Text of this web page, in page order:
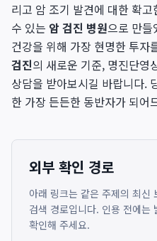
리고 암 조기 발견에 대한 확
수 있는 암 검진 병원으로 만들
건강을 위해 가장 현명한 투자
검진의 새로운 기준, 명진단영
상담을 받아보시길 바랍니다.
한 가장 든든한 동반자가 되어
외부 확인 경로
아래 링크는 같은 주제의 최신
검색 경로입니다. 인용 전에는
확인해 주세요.